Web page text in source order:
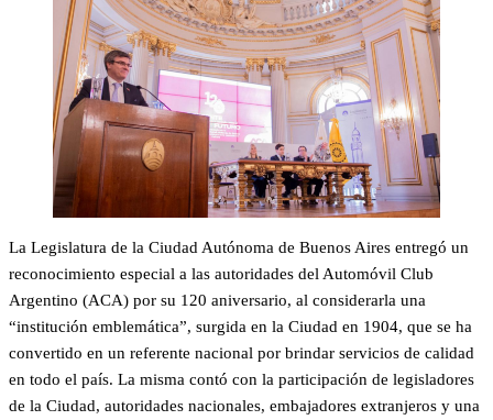
La Legislatura de la Ciudad Autónoma de Buenos Aires entregó un
reconocimiento especial a las autoridades del Automóvil Club
Argentino (ACA) por su 120 aniversario, al considerarla una
“institución emblemática”, surgida en la Ciudad en 1904, que se ha
convertido en un referente nacional por brindar servicios de calidad
en todo el país. La misma contó con la participación de legisladores
de la Ciudad, autoridades nacionales, embajadores extranjeros y una